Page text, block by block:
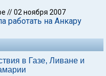
//02 ноября 2007
работать на Анкару
в Газе, Ливане и